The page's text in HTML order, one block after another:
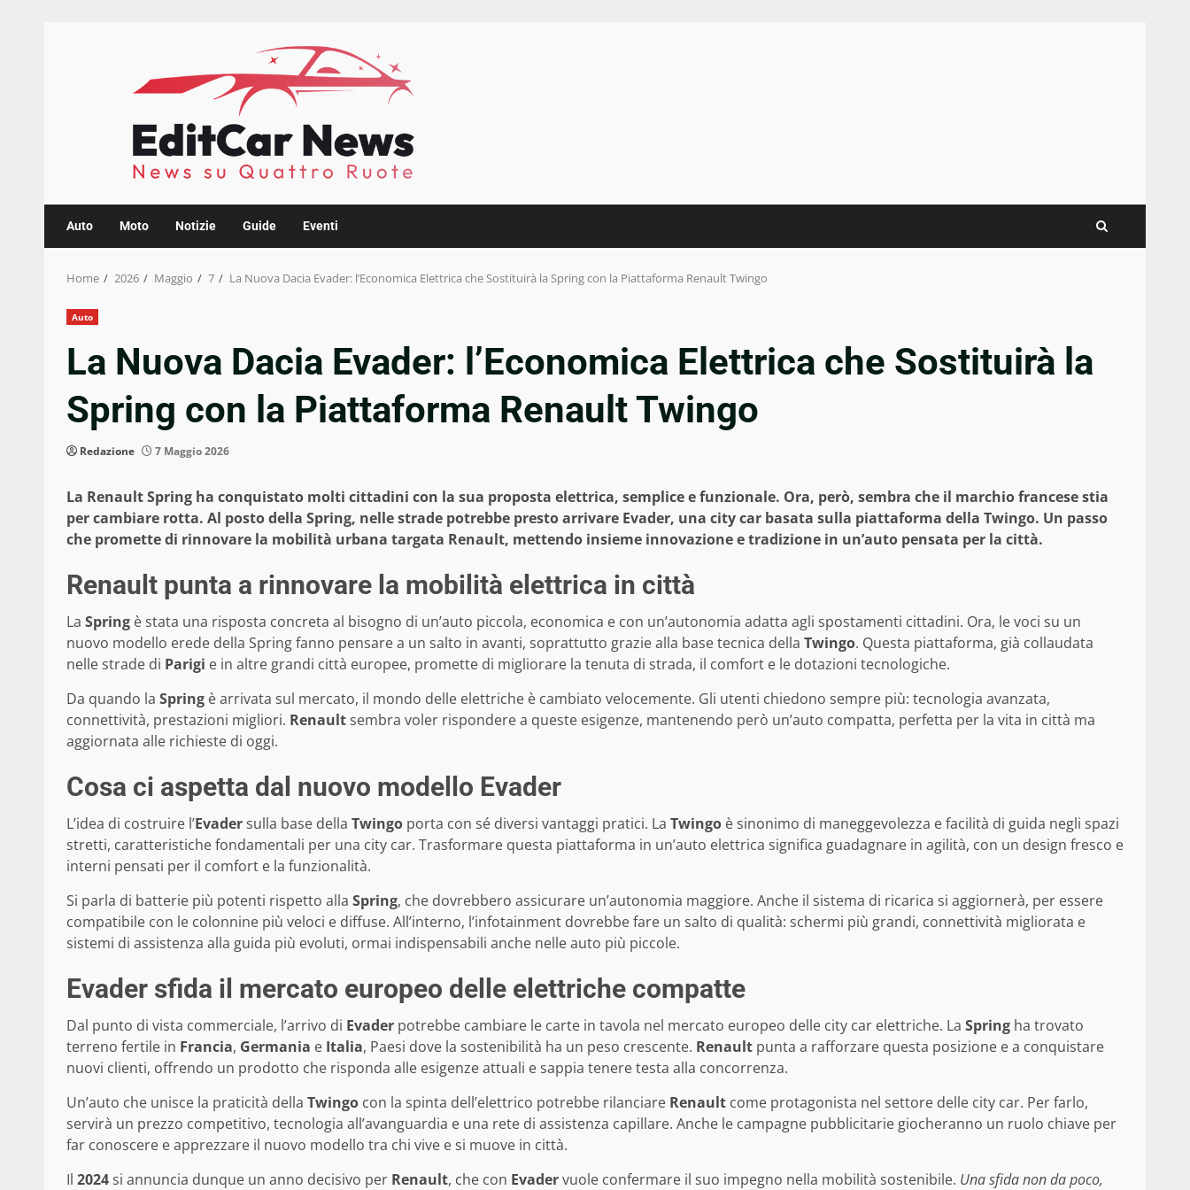
Auto Moto Notizie Guide Eventi
Home 2026 Maggio 7 La Nuova Dacia Evader: l’Economica Elettrica che Sostituirà la Spring con la Piattaforma Renault Twingo
Auto
La Nuova Dacia Evader: l’Economica Elettrica che Sostituirà la
Spring con la Piattaforma Renault Twingo
Redazione 7 Maggio 2026
La Renault Spring ha conquistato molti cittadini con la sua proposta elettrica, semplice e funzionale. Ora, però, sembra che il marchio francese stia
per cambiare rotta. Al posto della Spring, nelle strade potrebbe presto arrivare Evader, una city car basata sulla piattaforma della Twingo. Un passo
che promette di rinnovare la mobilità urbana targata Renault, mettendo insieme innovazione e tradizione in un’auto pensata per la città.
Renault punta a rinnovare la mobilità elettrica in città
La Spring è stata una risposta concreta al bisogno di un’auto piccola, economica e con un’autonomia adatta agli spostamenti cittadini. Ora, le voci su un
nuovo modello erede della Spring fanno pensare a un salto in avanti, soprattutto grazie alla base tecnica della Twingo. Questa piattaforma, già collaudata
nelle strade di Parigi e in altre grandi città europee, promette di migliorare la tenuta di strada, il comfort e le dotazioni tecnologiche.
Da quando la Spring è arrivata sul mercato, il mondo delle elettriche è cambiato velocemente. Gli utenti chiedono sempre più: tecnologia avanzata,
connettività, prestazioni migliori. Renaultsembra voler rispondere a queste esigenze, mantenendo però un’auto compatta, perfetta per la vita in città ma
aggiornata alle richieste di oggi.
Cosa ci aspetta dal nuovo modello Evader
L’idea di costruire l’Evadersulla base della Twingo porta con sé diversi vantaggi pratici. La Twingo è sinonimo di maneggevolezza e facilità di guida negli spazi
stretti, caratteristiche fondamentali per una city car. Trasformare questa piattaforma in un’auto elettrica significa guadagnare in agilità, con un design fresco e
interni pensati per il comfort e la funzionalità.
Si parla di batterie più potenti rispetto alla Spring, che dovrebbero assicurare un’autonomia maggiore. Anche il sistema di ricarica si aggiornerà, per essere
compatibile con le colonnine più veloci e diffuse. All’interno, l’infotainment dovrebbe fare un salto di qualità: schermi più grandi, connettività migliorata e
sistemi di assistenza alla guida più evoluti, ormai indispensabili anche nelle auto più piccole.
Evader sfida il mercato europeo delle elettriche compatte
Dal punto di vista commerciale, l’arrivo di Evader potrebbe cambiare le carte in tavola nel mercato europeo delle city car elettriche. La Spring ha trovato
terreno fertile in Francia, Germania e Italia, Paesi dove la sostenibilità ha un peso crescente. Renault punta a rafforzare questa posizione e a conquistare
nuovi clienti, offrendo un prodotto che risponda alle esigenze attuali e sappia tenere testa alla concorrenza.
Un’auto che unisce la praticità della Twingo con la spinta dell’elettrico potrebbe rilanciare Renault come protagonista nel settore delle city car. Per farlo,
servirà un prezzo competitivo, tecnologia all’avanguardia e una rete di assistenza capillare. Anche le campagne pubblicitarie giocheranno un ruolo chiave per
far conoscere e apprezzare il nuovo modello tra chi vive e si muove in città.
Il 2024si annuncia dunque un anno decisivo per Renault, che con Evadervuole confermare il suo impegno nella mobilità sostenibile. Una sfida non da poco,